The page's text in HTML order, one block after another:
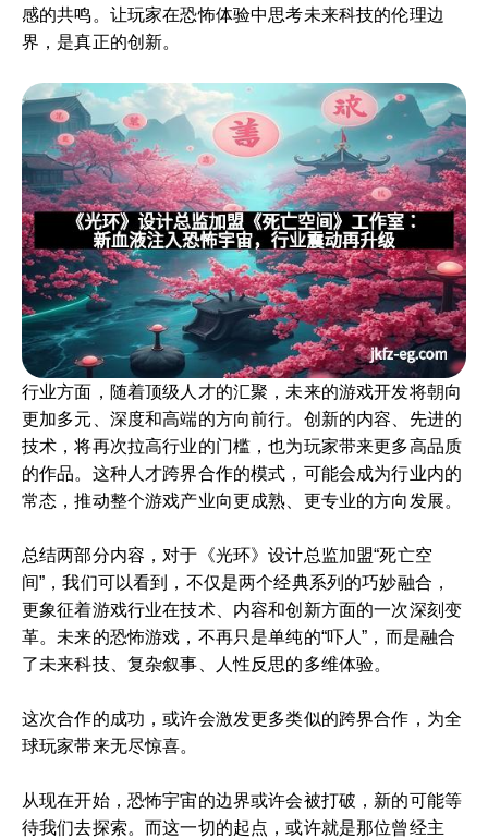
感的共鸣。让玩家在恐怖体验中思考未来科技的伦理边
界，是真正的创新。
行业方面，随着顶级人才的汇聚，未来的游戏开发将朝向
更加多元、深度和高端的方向前行。创新的内容、先进的
技术，将再次拉高行业的门槛，也为玩家带来更多高品质
的作品。这种人才跨界合作的模式，可能会成为行业内的
常态，推动整个游戏产业向更成熟、更专业的方向发展。
总结两部分内容，对于《光环》设计总监加盟“死亡空
间”，我们可以看到，不仅是两个经典系列的巧妙融合，
更象征着游戏行业在技术、内容和创新方面的一次深刻变
革。未来的恐怖游戏，不再只是单纯的“吓人”，而是融合
了未来科技、复杂叙事、人性反思的多维体验。
这次合作的成功，或许会激发更多类似的跨界合作，为全
球玩家带来无尽惊喜。
从现在开始，恐怖宇宙的边界或许会被打破，新的可能等
待我们去探索。而这一切的起点，或许就是那位曾经主